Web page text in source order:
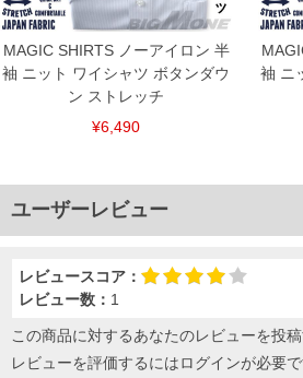
MAGIC SHIRTS ノーアイロン 半
袖 ニット ワイシャツ ボタンダウ
ン ストレッチ
¥6,490
袖 ニ
ユーザーレビュー
レビュースコア：
レビュー数： 1
この商品に対するあなたのレビューを投
レビューを評価するにはログインが必要で